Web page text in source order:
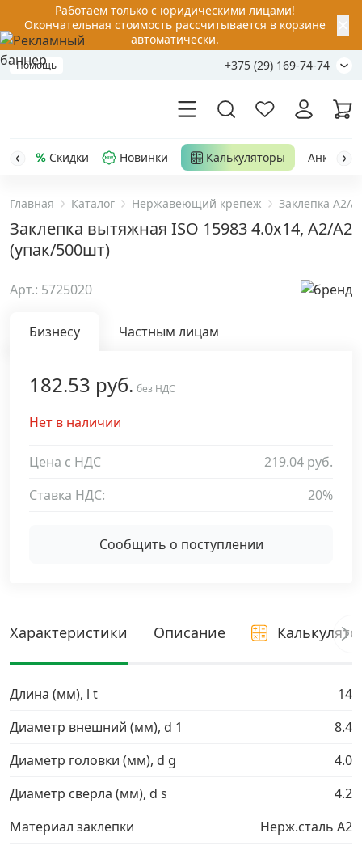
Работаем только с юридическими лицами!
Окончательная стоимость рассчитывается в корзине
автоматически.
Помощь +375 (29) 169-74-74
Акции
Распродажа
Уценка
Анкерная техника
Дюбельная техника
Хомуты и шуруп-шпильки
Грузовой крепеж
Комплекты и наборы крепежа
Скидки Новинки Калькуляторы Анкер-
Главная Каталог Нержавеющий крепеж Заклепка A2/
Заклепка вытяжная ISO 15983 4.0х14, A2/A2
(упак/500шт)
Арт.: 5725020
Бизнесу Частным лицам
182.53 руб. без НДС
Нет в наличии
Цена с НДС
219.04 руб.
Ставка НДС:
20%
Сообщить о поступлении
Характеристики Описание
Длина (мм), l t
14
Диаметр внешний (мм), d 1
8.4
Диаметр головки (мм), d g
4.0
Диаметр сверла (мм), d s
4.2
Материал заклепки
Нерж.сталь A2